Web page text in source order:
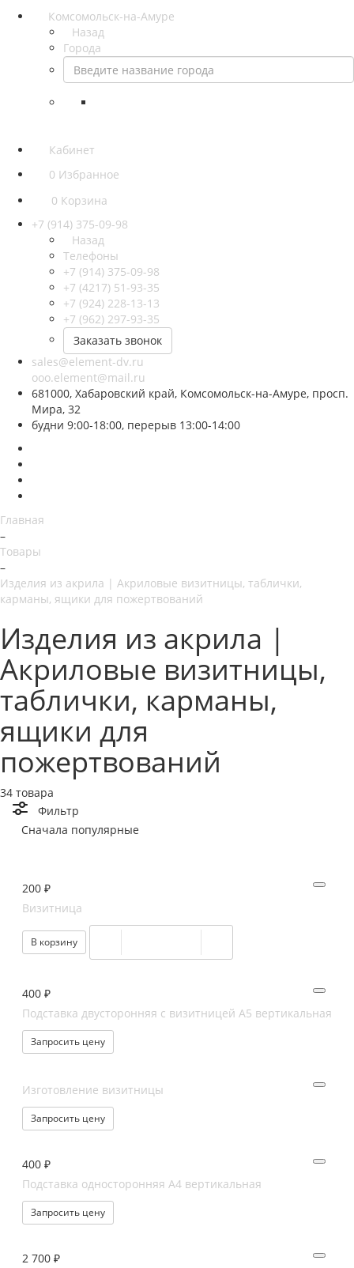
Комсомольск-на-Амуре
Назад
Города
Кабинет
0 Избранное
0 Корзина
+7 (914) 375-09-98
Назад
Телефоны
+7 (914) 375-09-98
+7 (4217) 51-93-35
+7 (924) 228-13-13
+7 (962) 297-93-35
Заказать звонок
sales@element-dv.ru
ooo.element@mail.ru
681000, Хабаровский край, Комсомольск-на-Амуре, просп.
Мира, 32
будни 9:00-18:00, перерыв 13:00-14:00
Главная
–
Товары
–
Изделия из акрила | Акриловые визитницы, таблички,
карманы, ящики для пожертвований
Изделия из акрила |
Акриловые визитницы,
таблички, карманы,
ящики для
пожертвований
34 товара
Фильтр
Сначала популярные
200 ₽
Визитница
В корзину
400 ₽
Подставка двусторонняя с визитницей А5 вертикальная
Запросить цену
Изготовление визитницы
Запросить цену
400 ₽
Подставка односторонняя А4 вертикальная
Запросить цену
2 700 ₽